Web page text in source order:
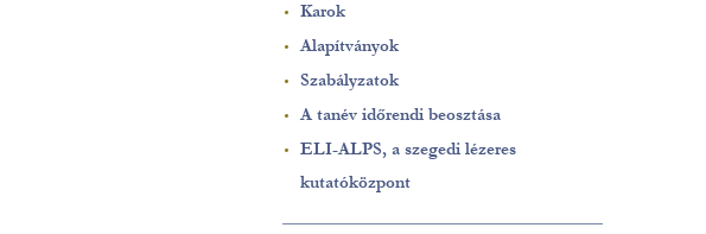
Karok
Alapítványok
Szabályzatok
A tanév időrendi beosztása
ELI-ALPS, a szegedi lézeres
kutatóközpont